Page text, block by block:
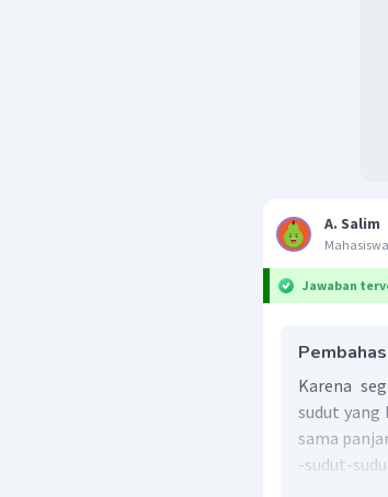
A. Salim
Jawaban
Karena
sudut yang
sama
-sudut-